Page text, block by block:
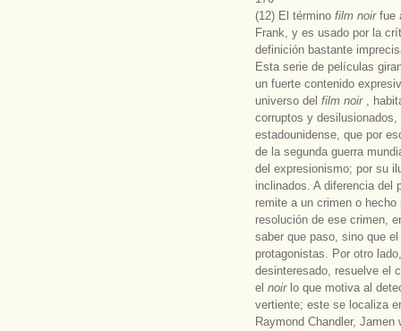
(12) El término film noir fue
Frank, y es usado por la
definición bastante
Esta serie de películas
un fuerte contenido
universo del film noir ,
corruptos y
estadounidense, que por
de la segunda guerra
del expresionismo; por su
inclinados. A diferencia del
remite a un crimen o
resolución de ese crimen,
saber que paso, sino que
protagonistas. Por otro
desinteresado, resuelve el
el noir lo que motiva al
vertiente; este se localiza
Raymond Chandler,